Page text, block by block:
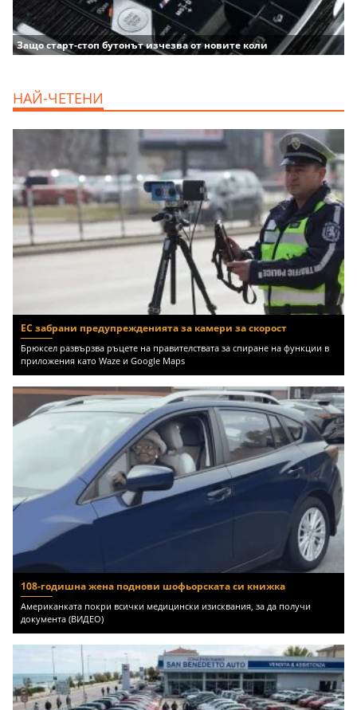
Защо старт-стоп бутонът изчезва от новите коли
НАЙ-ЧЕТЕНИ
ЕС забрани предупрежденията за камери за скорост
Брюксел развързва ръцете на правителствата за спиране на функции в
приложения като Waze и Google Maps
108-годишна жена поднови шофьорската си книжка
Американката покри всички медицински изисквания, за да получи
документа (ВИДЕО)